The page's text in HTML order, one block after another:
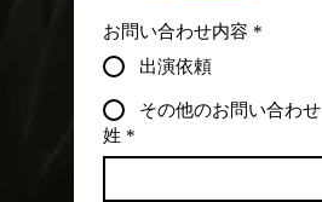
お問い合わせ内容 *
出演依頼
その他のお問い合わせ
姓 *